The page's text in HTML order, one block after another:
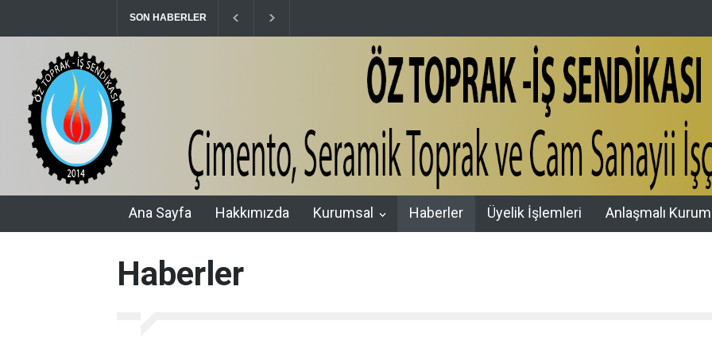
SON HABERLER
15 TEMMUZ’UN 10. YILINDA ŞEHİTLERİMİZİ KABİRLERİ BAŞINDA DUALARLA ANDIK ÖZ TOPRAK-İŞ, 15
Ana Sayfa Hakkımızda Kurumsal Haberler Üyelik İşlemleri Anlaşmalı
Haberler